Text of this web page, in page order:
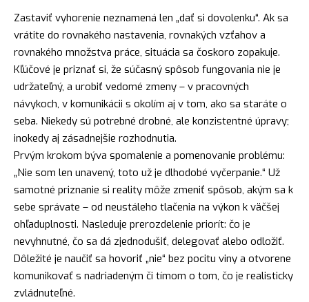
Zastaviť vyhorenie neznamená len „dať si dovolenku“. Ak sa
vrátite do rovnakého nastavenia, rovnakých vzťahov a
rovnakého množstva práce, situácia sa čoskoro zopakuje.
Kľúčové je priznať si, že súčasný spôsob fungovania nie je
udržateľný, a urobiť vedomé zmeny – v pracovných
návykoch, v komunikácii s okolím aj v tom, ako sa staráte o
seba. Niekedy sú potrebné drobné, ale konzistentné úpravy;
inokedy aj zásadnejšie rozhodnutia.
Prvým krokom býva spomalenie a pomenovanie problému:
„Nie som len unavený, toto už je dlhodobé vyčerpanie.“ Už
samotné priznanie si reality môže zmeniť spôsob, akým sa k
sebe správate – od neustáleho tlačenia na výkon k väčšej
ohľaduplnosti. Nasleduje prerozdelenie priorít: čo je
nevyhnutné, čo sa dá zjednodušiť, delegovať alebo odložiť.
Dôležité je naučiť sa hovoriť „nie“ bez pocitu viny a otvorene
komunikovať s nadriadeným či tímom o tom, čo je realisticky
zvládnuteľné.